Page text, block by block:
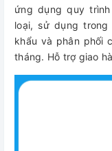
ứng dụng quy
loại, sử dụng
khẩu và phân phối
tháng. Hỗ trợ giao